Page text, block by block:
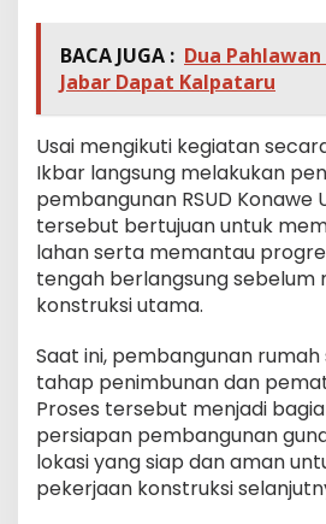
BACA JUGA : Dua
Jabar Dapat Kalpataru
Usai mengikuti kegiatan
Ikbar langsung melakukan
pembangunan RSUD Konawe
tersebut bertujuan untuk
lahan serta memantau
tengah berlangsung sebelum
konstruksi utama.
Saat ini, pembangunan
tahap penimbunan dan
Proses tersebut menjadi
persiapan pembangunan
lokasi yang siap dan aman
pekerjaan konstruksi